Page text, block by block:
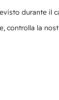
durante il
controlla la